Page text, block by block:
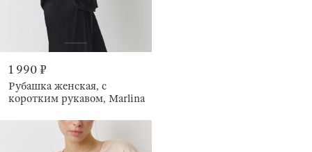
1 990 ₽
Рубашка женская, с
коротким рукавом, Marlina